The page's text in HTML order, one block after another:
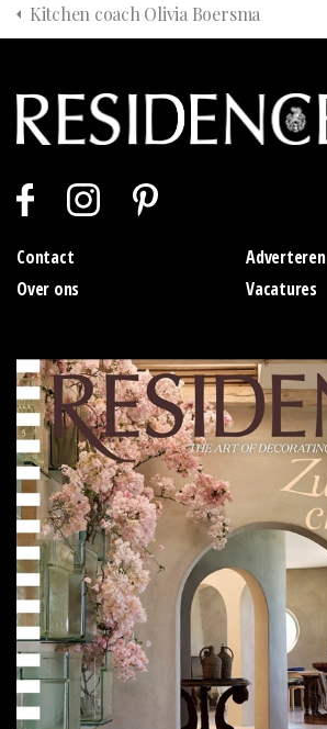
Kitchen coach Olivia Boersma
Contact
Adverteren
Over ons
Vacatures